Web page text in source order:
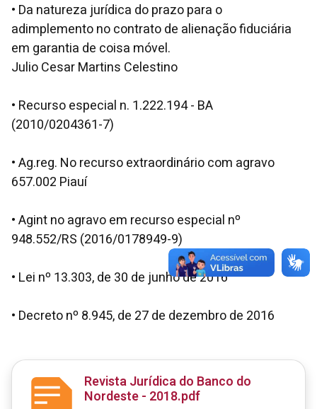
• Da natureza jurídica do prazo para o
adimplemento no contrato de alienação fiduciária
em garantia de coisa móvel.
Julio Cesar Martins Celestino
• Recurso especial n. 1.222.194 - BA
(2010/0204361-7)
• Ag.reg. No recurso extraordinário com agravo
657.002 Piauí
• Agint no agravo em recurso especial nº
948.552/RS (2016/0178949-9)
• Lei nº 13.303, de 30 de junho de 2016
• Decreto nº 8.945, de 27 de dezembro de 2016
Revista Jurídica do Banco do
Nordeste - 2018.pdf